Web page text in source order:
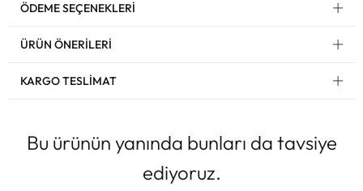
ÖDEME SEÇENEKLERI
ÜRÜN ÖNERILERI
KARGO TESLIMAT
Bu ürünün yanında bunları da tavsiye
ediyoruz.